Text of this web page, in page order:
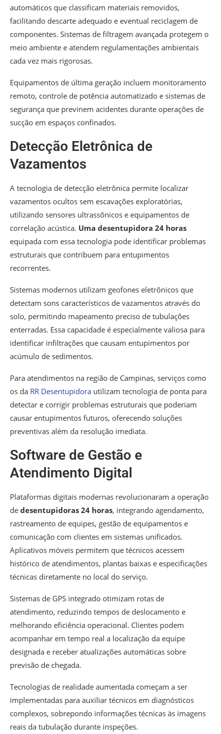
automáticos que classificam materiais removidos,
facilitando descarte adequado e eventual reciclagem de
componentes. Sistemas de filtragem avançada protegem o
meio ambiente e atendem regulamentações ambientais
cada vez mais rigorosas.
Equipamentos de última geração incluem monitoramento
remoto, controle de potência automatizado e sistemas de
segurança que previnem acidentes durante operações de
sucção em espaços confinados.
Detecção Eletrônica de
Vazamentos
A tecnologia de detecção eletrônica permite localizar
vazamentos ocultos sem escavações exploratórias,
utilizando sensores ultrassônicos e equipamentos de
correlação acústica. Uma desentupidora 24 horas
equipada com essa tecnologia pode identificar problemas
estruturais que contribuem para entupimentos
recorrentes.
Sistemas modernos utilizam geofones eletrônicos que
detectam sons característicos de vazamentos através do
solo, permitindo mapeamento preciso de tubulações
enterradas. Essa capacidade é especialmente valiosa para
identificar infiltrações que causam entupimentos por
acúmulo de sedimentos.
Para atendimentos na região de Campinas, serviços como
os da RR Desentupidora utilizam tecnologia de ponta para
detectar e corrigir problemas estruturais que poderiam
causar entupimentos futuros, oferecendo soluções
preventivas além da resolução imediata.
Software de Gestão e
Atendimento Digital
Plataformas digitais modernas revolucionaram a operação
de desentupidoras 24 horas, integrando agendamento,
rastreamento de equipes, gestão de equipamentos e
comunicação com clientes em sistemas unificados.
Aplicativos móveis permitem que técnicos acessem
histórico de atendimentos, plantas baixas e especificações
técnicas diretamente no local do serviço.
Sistemas de GPS integrado otimizam rotas de
atendimento, reduzindo tempos de deslocamento e
melhorando eficiência operacional. Clientes podem
acompanhar em tempo real a localização da equipe
designada e receber atualizações automáticas sobre
previsão de chegada.
Tecnologias de realidade aumentada começam a ser
implementadas para auxiliar técnicos em diagnósticos
complexos, sobrepondo informações técnicas às imagens
reais da tubulação durante inspeções.